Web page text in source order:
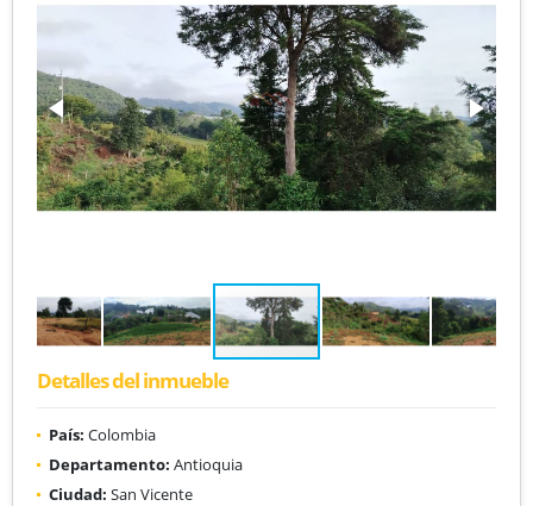
Detalles del inmueble
País: Colombia
Departamento: Antioquia
Ciudad: San Vicente